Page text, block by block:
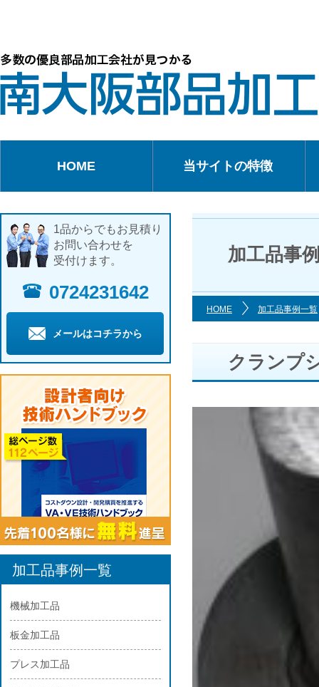
HOME 当サイトの特徴
加工品事
HOME 加工品事例一覧
クランプ
1品からでもお見積り
お問い合わせを
受付けます。
0724231642
メールはコチラから
加工品事例一覧
機械加工品
板金加工品
プレス加工品